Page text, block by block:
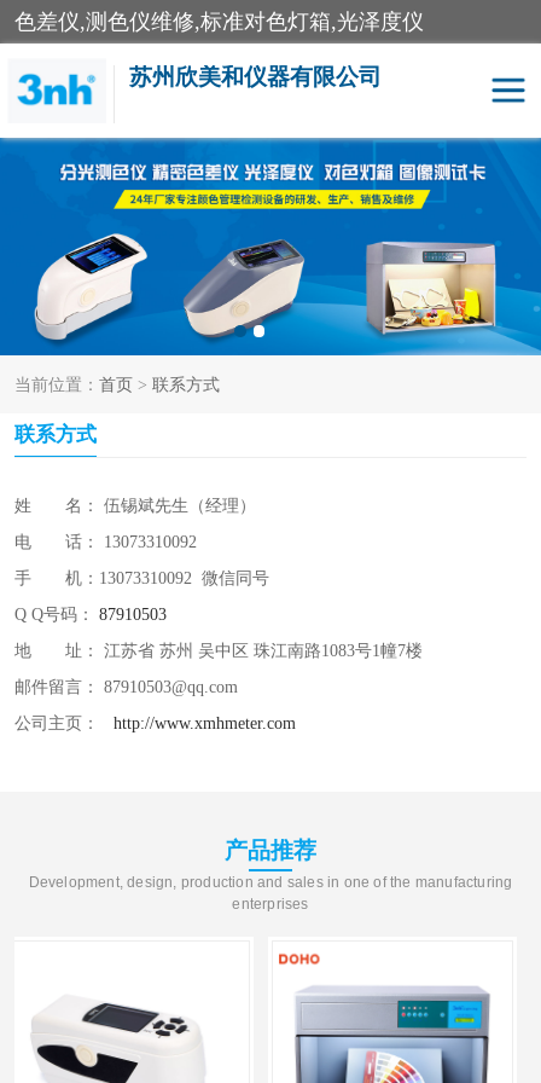
色差仪,测色仪维修,标准对色灯箱,光泽度仪
苏州欣美和仪器有限公司
当前位置： 首页 > 联系方式
联系方式
姓 名： 伍锡斌先生 （经理）
电 话： 13073310092
手 机：13073310092 微信同号
Q Q号码： 87910503
地 址： 江苏省 苏州 吴中区 珠江南路1083号1幢7楼
邮件留言： 87910503@qq.com
公司主页： http://www.xmhmeter.com
产品推荐
Development, design, production and sales in one of the manufacturing
enterprises
3nh色差仪 色差宝
分光色差仪 DOHO色差仪
美能达色差计 爱色丽测色仪
3nh分光测色仪
光泽度仪
雾度透过率仪
印刷密度仪
色差仪维修
炉温仪维修
色差仪配件